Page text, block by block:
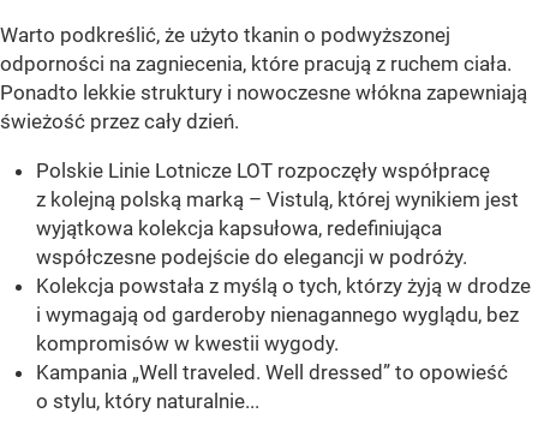
Warto podkreślić, że użyto tkanin o podwyższonej
odporności na zagniecenia, które pracują z ruchem ciała.
Ponadto lekkie struktury i nowoczesne włókna zapewniają
świeżość przez cały dzień.
Polskie Linie Lotnicze LOT rozpoczęły współpracę
z kolejną polską marką – Vistulą, której wynikiem jest
wyjątkowa kolekcja kapsułowa, redefiniująca
współczesne podejście do elegancji w podróży.
Kolekcja powstała z myślą o tych, którzy żyją w drodze
i wymagają od garderoby nienagannego wyglądu, bez
kompromisów w kwestii wygody.
Kampania „Well traveled. Well dressed” to opowieść
o stylu, który naturalnie...